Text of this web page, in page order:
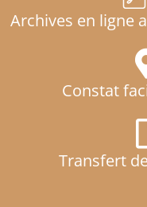
Archives en ligne
Constat
Transfert